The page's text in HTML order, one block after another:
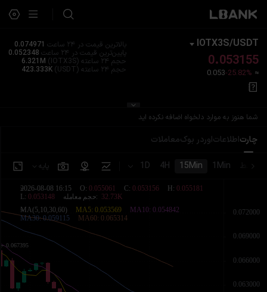
IOTX3S/USDT
0.053155
≈
0.053-25.82%
بالاترین قیمت در ۲۴ ساعت 0.074971
پایین‌ترین قیمت در ۲۴ ساعت 0.052348
حجم ۲۴ ساعته (IOTX3S)
6.321M
حجم ۲۴ ساعته (USDT)
423.333K
شما هنوز به موارد دلخواه اضافه نکرده اید
چارتاطلاعاتاوردر بوکمعاملات
خط 1Min
15Min
4H
1D پایه